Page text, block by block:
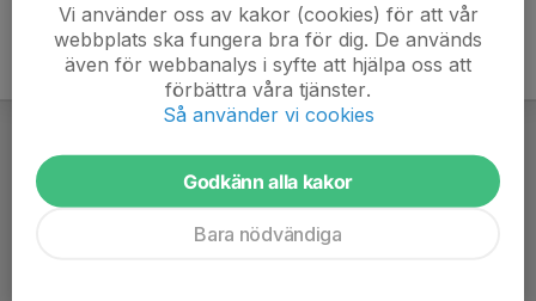
Vi använder oss av kakor (cookies) för att vår
webbplats ska fungera bra för dig. De används
även för webbanalys i syfte att hjälpa oss att
förbättra våra tjänster.
Så använder vi cookies
Godkänn alla kakor
Bara nödvändiga